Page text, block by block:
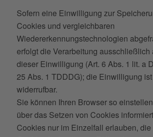
Sofern eine Einwilligung zur
Cookies und vergleichbaren
Wiedererkennungstechnologien
erfolgt die Verarbeitung ausschließlich
dieser Einwilligung (Art. 6 Abs. 1 lit. a
25 Abs. 1 TDDDG); die Einwilligung
widerrufbar.
Sie können Ihren Browser so
über das Setzen von Cookies
Cookies nur im Einzelfall erlauben,